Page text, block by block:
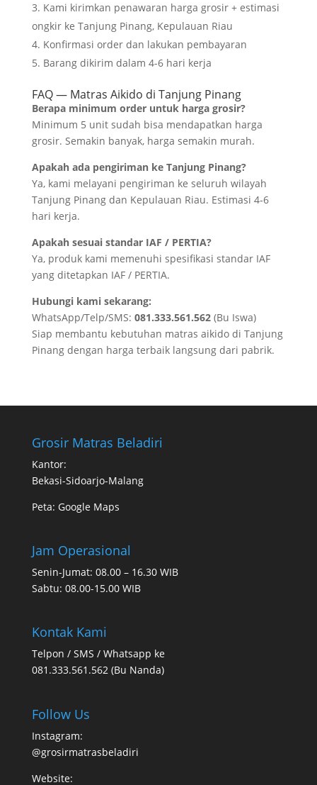
Kami kirimkan penawaran harga grosir + estimasi
ongkir ke Tanjung Pinang, Kepulauan Riau
Konfirmasi order dan lakukan pembayaran
Barang dikirim dalam 4-6 hari kerja
FAQ — Matras Aikido di Tanjung Pinang
Berapa minimum order untuk harga grosir?
Minimum 5 unit sudah bisa mendapatkan harga
grosir. Semakin banyak, harga semakin murah.
Apakah ada pengiriman ke Tanjung Pinang?
Ya, kami melayani pengiriman ke seluruh wilayah
Tanjung Pinang dan Kepulauan Riau. Estimasi 4-6
hari kerja.
Apakah sesuai standar IAF / PERTIA?
Ya, produk kami memenuhi spesifikasi standar IAF
yang ditetapkan IAF / PERTIA.
Hubungi kami sekarang:
WhatsApp/Telp/SMS: 081.333.561.562(Bu Iswa)
Siap membantu kebutuhan matras aikido di Tanjung
Pinang dengan harga terbaik langsung dari pabrik.
Grosir Matras Beladiri
Kantor:
Bekasi-Sidoarjo-Malang
Peta: Google Maps
Jam Operasional
Senin-Jumat: 08.00 – 16.30 WIB
Sabtu: 08.00-15.00 WIB
Kontak Kami
Telpon / SMS / Whatsapp ke
081.333.561.562 (Bu Nanda)
Follow Us
Instagram:
@grosirmatrasbeladiri
Website: